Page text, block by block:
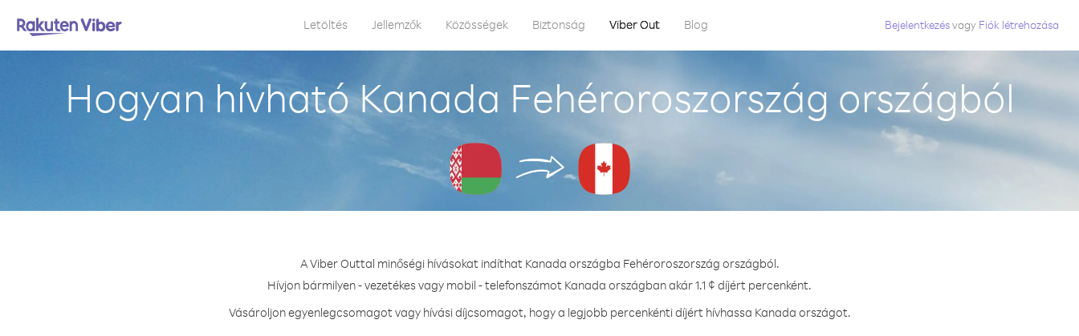
Letöltés Jellemzők Közösségek Biztonság Viber Out Blog Bejelentkezésvagy Fiók létrehozása
Hogyan hívható Kanada Fehéroroszország országból
A Viber Outtal minőségi hívásokat indíthat Kanada országba Fehéroroszország országból.
Hívjon bármilyen - vezetékes vagy mobil - telefonszámot Kanada országban akár 1.1 ¢ díjért percenként.
Vásároljon egyenlegcsomagot vagy hívási díjcsomagot, hogy a legjobb percenkénti díjért hívhassa Kanada országot.